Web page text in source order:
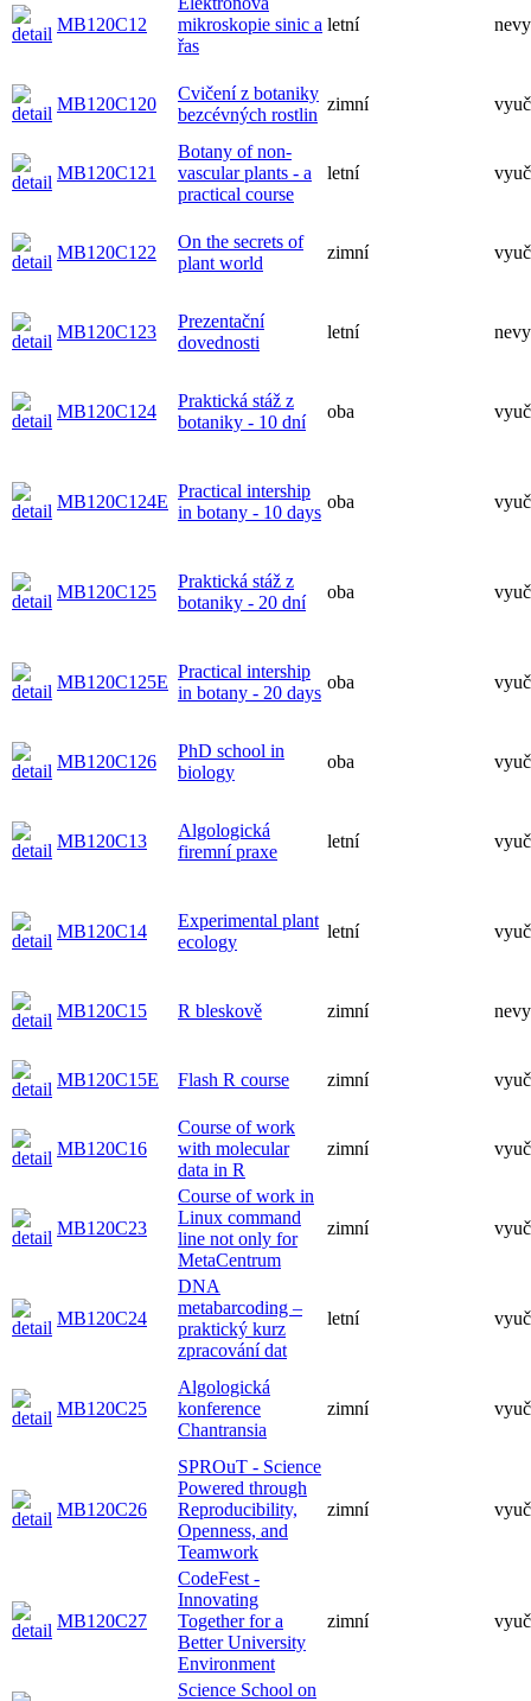
MB120C12
mikroskopie sinic a
řas
letní
MB120C120
Cvičení z botaniky
bezcévných rostlin
zimní
MB120C121
Botany of non-
vascular plants - a
practical course
letní
MB120C122
On the secrets of
plant world
zimní
MB120C123
Prezentační
dovednosti
letní
MB120C124
Praktická stáž z
botaniky - 10 dní
oba
MB120C124E
Practical intership
in botany - 10 days
oba
MB120C125
Praktická stáž z
botaniky - 20 dní
oba
MB120C125E
Practical intership
in botany - 20 days
oba
MB120C126
PhD school in
biology
oba
MB120C13
Algologická
firemní praxe
letní
MB120C14
Experimental plant
ecology
letní
MB120C15 R bleskově zimní
MB120C15E Flash R course zimní
MB120C16
Course of work
with molecular
data in R
zimní
MB120C23
Course of work in
Linux command
line not only for
MetaCentrum
zimní
MB120C24
DNA
metabarcoding –
praktický kurz
zpracování dat
letní
MB120C25
Algologická
konference
Chantransia
zimní
MB120C26
SPROuT - Science
Powered through
Reproducibility,
Openness, and
Teamwork
zimní
MB120C27
CodeFest -
Innovating
Together for a
Better University
Environment
zimní
Science School on